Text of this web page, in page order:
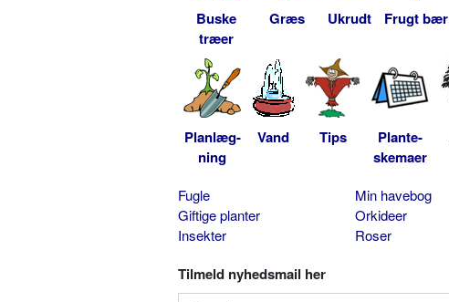
Buske
træer
Græs Ukrudt Frugt bær
Planlæg-
ning
Vand Tips
Plante-
skemaer
Fugle
Giftige planter
Insekter
Min havebog
Orkideer
Roser
Tilmeld nyhedsmail her